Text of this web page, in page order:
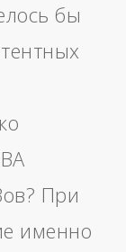
бы
При
именно